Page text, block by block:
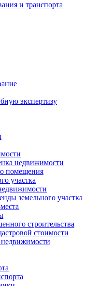
и транспорта
экспертизу
недвижимости
помещения
участка
земельного участка
строительства
стоимости